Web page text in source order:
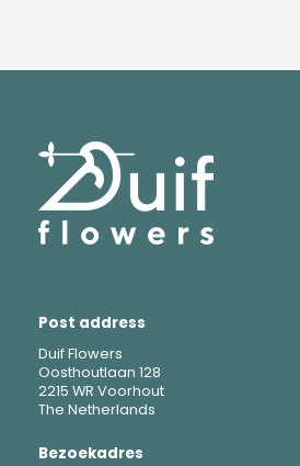
Post address
Duif Flowers
Oosthoutlaan 128
2215 WR Voorhout
The Netherlands
Bezoekadres